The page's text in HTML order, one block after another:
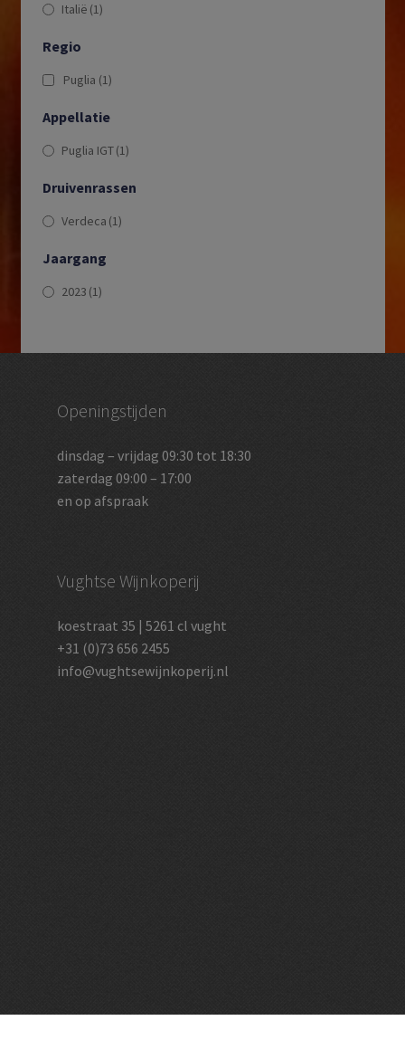
Italië (1)
Regio
Puglia (1)
Appellatie
Puglia IGT(1)
Druivenrassen
Verdeca (1)
Jaargang
2023 (1)
Openingstijden
dinsdag – vrijdag 09:30 tot 18:30
zaterdag 09:00 – 17:00
en op afspraak
Vughtse Wijnkoperij
koestraat 35 | 5261 cl vught
+31 (0)73 656 2455
info@vughtsewijnkoperij.nl